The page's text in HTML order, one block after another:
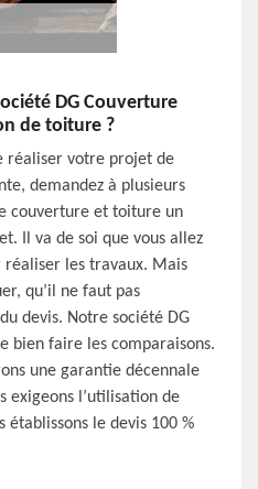
DG Couverture
de toiture ?
réaliser votre projet de
demandez à plusieurs
couverture et toiture un
Il va de soi que vous allez
les travaux. Mais
qu’il ne faut pas
devis. Notre société DG
bien faire les comparaisons.
une garantie décennale
exigeons l’utilisation de
établissons le devis 100 %